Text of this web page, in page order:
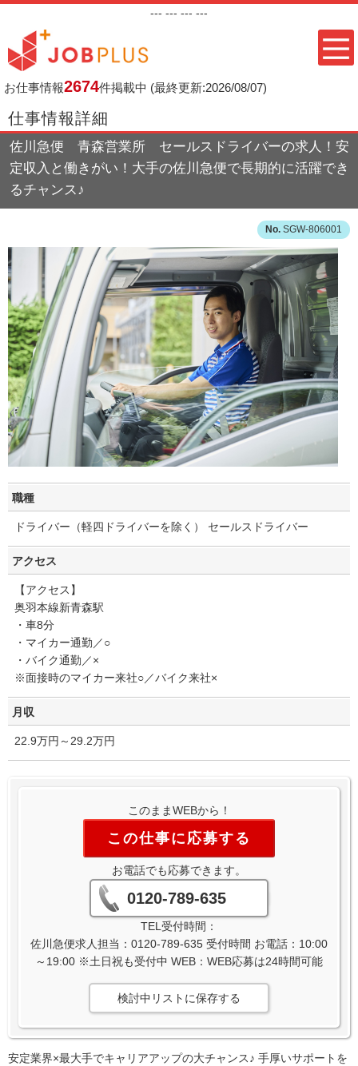
--- --- --- ---
お仕事情報2674件掲載中 (最終更新:2026/08/07)
仕事情報詳細
佐川急便 青森営業所 セールスドライバーの求人！安
定収入と働きがい！大手の佐川急便で長期的に活躍でき
るチャンス♪
SGW-806001
職種
ドライバー（軽四ドライバーを除く） セールスドライバー
アクセス
【アクセス】
奥羽本線新青森駅
・車8分
・マイカー通勤／○
・バイク通勤／×
※面接時のマイカー来社○／バイク来社×
月収
22.9万円～29.2万円
このままWEBから！
この仕事に応募する
お電話でも応募できます。
0120-789-635
TEL受付時間：
佐川急便求人担当：0120-789-635 受付時間 お電話：10:00
～19:00 ※土日祝も受付中 WEB：WEB応募は24時間可能
検討中リストに保存する
安定業界×最大手でキャリアアップの大チャンス♪ 手厚いサポートを